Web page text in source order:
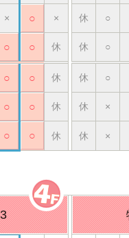
× ○ × 休 ○
○ ○ 休 休 ○
○ ○ 休 休 ○
○ ○ 休 休 ×
○ ○ 休 休 ×